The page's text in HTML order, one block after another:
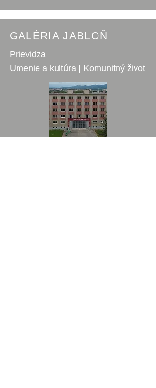
GALÉRIA JABLOŇ
Prievidza
Umenie a kultúra | Komunitný život